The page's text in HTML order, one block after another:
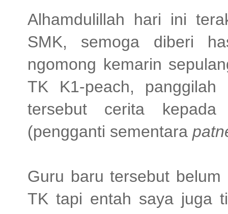
Alhamdulillah hari ini
SMK, semoga diberi
ngomong kemarin
TK K1-peach,
tersebut cerita
(pengganti sementara
Guru baru tersebut
TK tapi entah saya juga